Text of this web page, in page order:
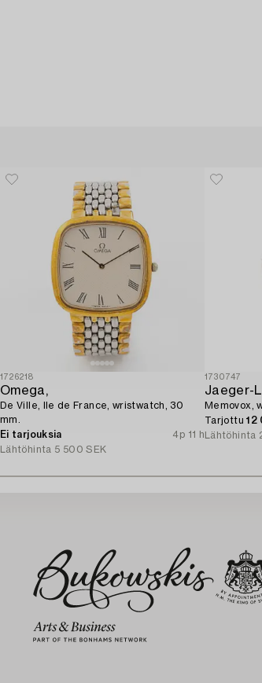
1726218
Omega,
De Ville, Ile de France, wristwatch, 30
mm.
Ei tarjouksia
4p 11 h
Lähtöhinta 5 500 SEK
1730747
Jaeger-
Memovox,
Tarjottu12
Lähtöhinta